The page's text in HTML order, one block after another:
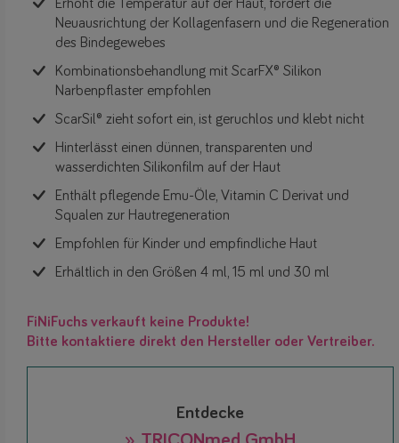
Erhöht die Temperatur auf der Haut, fördert die
Neuausrichtung der Kollagenfasern und die Regeneration
des Bindegewebes
Kombinationsbehandlung mit ScarFX® Silikon
Narbenpflaster empfohlen
ScarSil® zieht sofort ein, ist geruchlos und klebt nicht
Hinterlässt einen dünnen, transparenten und
wasserdichten Silikonfilm auf der Haut
Enthält pflegende Emu-Öle, Vitamin C Derivat und
Squalen zur Hautregeneration
Empfohlen für Kinder und empfindliche Haut
Erhältlich in den Größen 4 ml, 15 ml und 30 ml
FiNiFuchs verkauft keine Produkte!
Bitte kontaktiere direkt den Hersteller oder Vertreiber.
Entdecke